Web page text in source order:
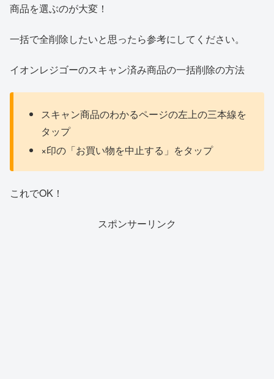
商品を選ぶのが大変！
一括で全削除したいと思ったら参考にしてください。
イオンレジゴーのスキャン済み商品の一括削除の方法
スキャン商品のわかるページの左上の三本線を
タップ
×印の「お買い物を中止する」をタップ
これでOK！
スポンサーリンク